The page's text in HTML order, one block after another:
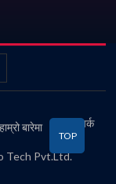
हाम्रो बारेमा सम्पर्क
Tech Pvt.Ltd.
TOP